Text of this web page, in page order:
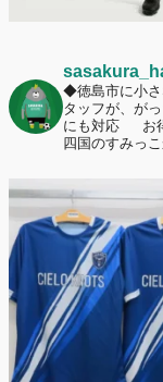
◆徳島市に小さ
タッフが、が
にも対応
お
四国のすみっ